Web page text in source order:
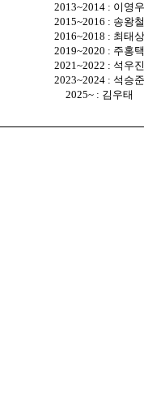
2013~2014 : 이영우
2015~2016 : 송왕철
2016~2018 : 최태상
2019~2020 : 주홍택
2021~2022 : 석우진
2023~2024 : 석승준
2025~ : 김우태